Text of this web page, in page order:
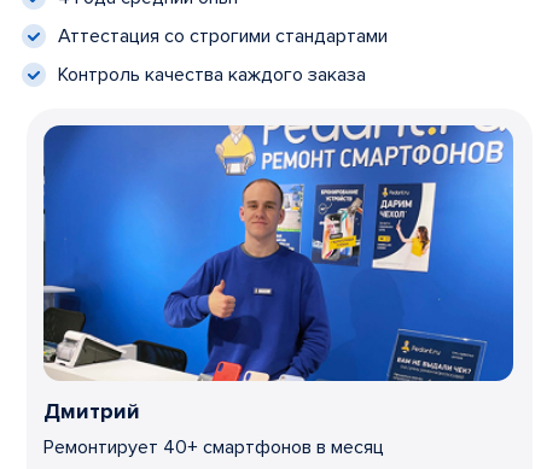
Аттестация со строгими стандартами
Контроль качества каждого заказа
Дмитрий
Ремонтирует 40+ смартфонов в месяц